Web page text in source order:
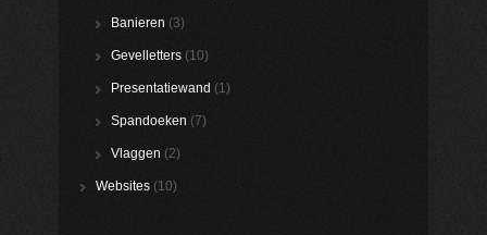
Banieren (3)
Gevelletters (10)
Presentatiewand (1)
Spandoeken (7)
Vlaggen (2)
Websites (10)